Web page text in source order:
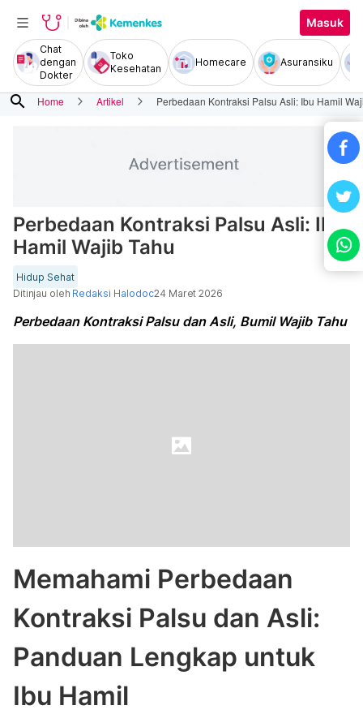
Masuk
Chat
dengan
Dokter
Toko
Kesehatan
Homecare Asuransiku
search Home Artikel Perbedaan Kontraksi Palsu Asli: Ibu Hamil
Perbedaan Kontraksi Palsu Asli: Ibu
Hamil Wajib Tahu
Hidup Sehat
Ditinjau oleh Redaksi Halodoc24 Maret 2026
Perbedaan Kontraksi Palsu dan Asli, Bumil Wajib Tahu
Memahami Perbedaan
Kontraksi Palsu dan Asli:
Panduan Lengkap untuk
Ibu Hamil